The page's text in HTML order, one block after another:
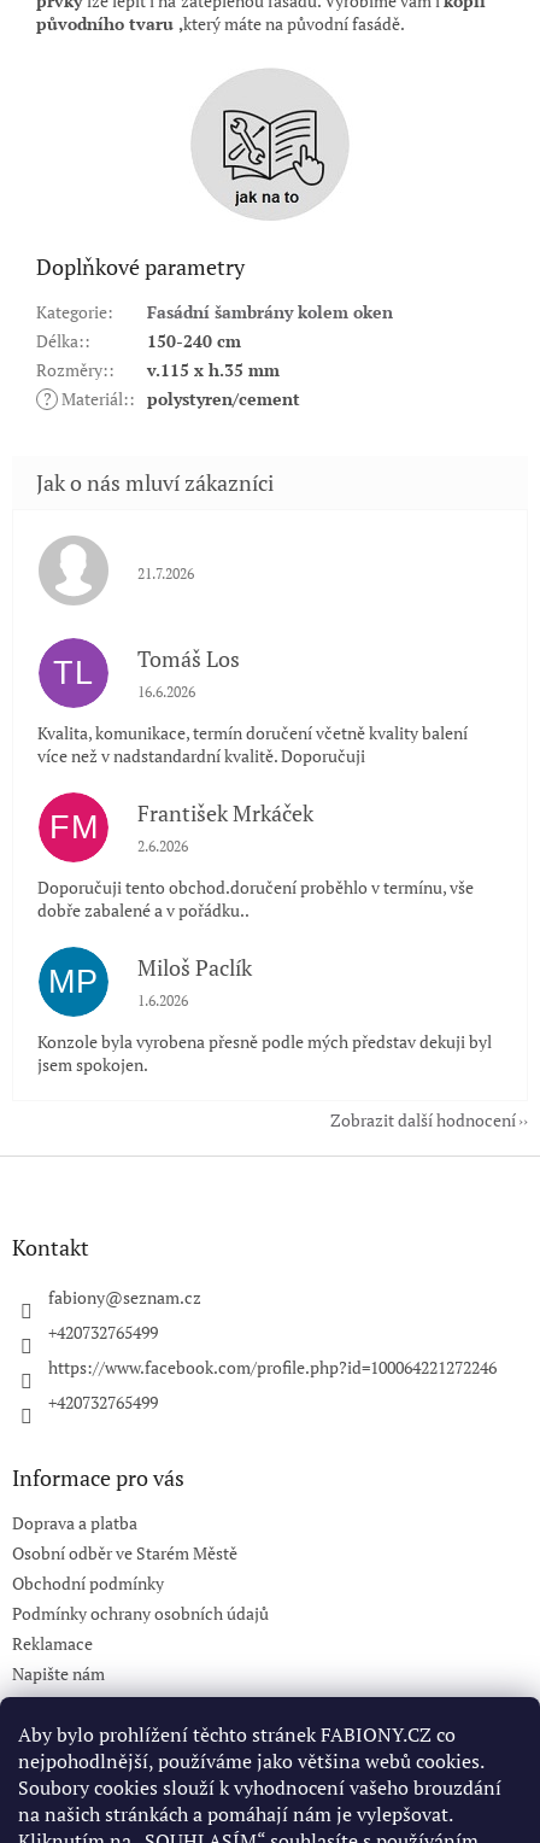
Aby bylo prohlížení těchto stránek FABIONY.CZ co
nejpohodlnější, používáme jako většina webů cookies.
Soubory cookies slouží k vyhodnocení vašeho brouzdání
na našich stránkách a pomáhají nám je vylepšovat.
původního tvaru ,který máte na původnífasádě.
Doplňkové parametry
Kategorie:
Fasádní šambrány kolem oken
Délka::
150-240 cm
Rozměry::
v.115 x h.35 mm
? Materiál:: polystyren/cement
Hodnocení obchodu je 5 z 5 hvězdiček.
21.7.2026
TL Tomáš Los
Hodnocení obchodu je 5 z 5 hvězdiček.
16.6.2026
Kvalita, komunikace, termín doručení včetně kvality balení
více než v nadstandardní kvalitě. Doporučuji
FM František Mrkáček
Hodnocení obchodu je 5 z 5 hvězdiček.
2.6.2026
Doporučuji tento obchod.doručení proběhlo v termínu, vše
dobře zabalené a v pořádku..
MP Miloš Paclík
Hodnocení obchodu je 5 z 5 hvězdiček.
1.6.2026
Konzole byla vyrobena přesně podle mých představ dekuji byl
jsem spokojen.
Zobrazit další hodnocení
Z
Kontakt
fabiony@seznam.cz
+420732765499
https://www.facebook.com/profile.php?id=100064221272246
+420732765499
Informace pro vás
Doprava a platba
Osobní odběr ve Starém Městě
Obchodní podmínky
Podmínky ochrany osobních údajů
Reklamace
Napište nám
KONTAKT 732765499
Pinterest